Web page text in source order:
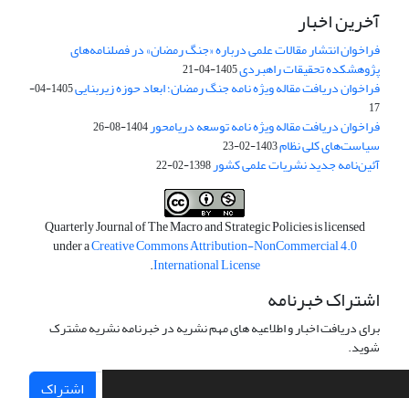
آخرین اخبار
فراخوان انتشار مقالات علمی درباره «جنگ رمضان» در فصلنامه‌های
پژوهشکده تحقیقات راهبردی1405-04-21
فراخوان دریافت مقاله ویژه نامه جنگ رمضان؛ ابعاد حوزه زیربنایی
1405-04-
17
فراخوان دریافت مقاله ویژه نامه توسعه دریامحور1404-08-26
سیاست‌های کلی نظام1403-02-23
آئین‌نامه جدید نشریات علمی کشور1398-02-22
Quarterly Journal of The Macro and Strategic Policies is licensed
under aCreative Commons Attribution-NonCommercial 4.0
International License
.
اشتراک خبرنامه
برای دریافت اخبار و اطلاعیه های مهم نشریه در خبرنامه نشریه مشترک
شوید.
اشتراک